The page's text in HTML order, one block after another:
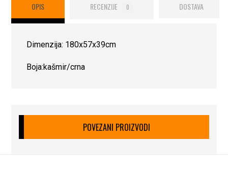
OPIS RECENZIJE 0 DOSTAVA
Dimenzija: 180x57x39cm
Boja:kašmir/crna
POVEZANI PROIZVODI